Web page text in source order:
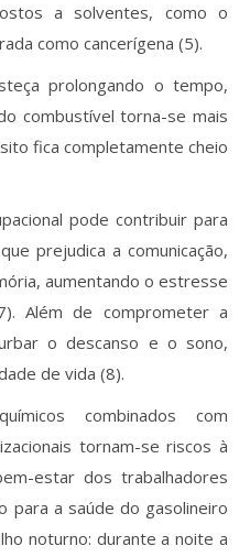
a solventes, como o
como cancerígena (5).
prolongando o tempo,
combustível torna-se mais
fica completamente cheio
pode contribuir para
prejudica a comunicação,
aumentando o estresse
Além de comprometer a
o descanso e o sono,
de vida (8).
combinados com
tornam-se riscos à
estar dos trabalhadores
para a saúde do gasolineiro
noturno: durante a noite a